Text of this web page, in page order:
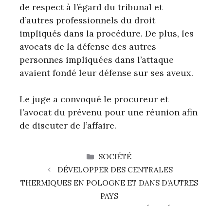
de respect à l’égard du tribunal et
d’autres professionnels du droit
impliqués dans la procédure. De plus, les
avocats de la défense des autres
personnes impliquées dans l’attaque
avaient fondé leur défense sur ses aveux.
Le juge a convoqué le procureur et
l’avocat du prévenu pour une réunion afin
de discuter de l’affaire.
CATÉGORIES
SOCIÉTÉ
DÉVELOPPER DES CENTRALES
THERMIQUES EN POLOGNE ET DANS D’AUTRES
PAYS